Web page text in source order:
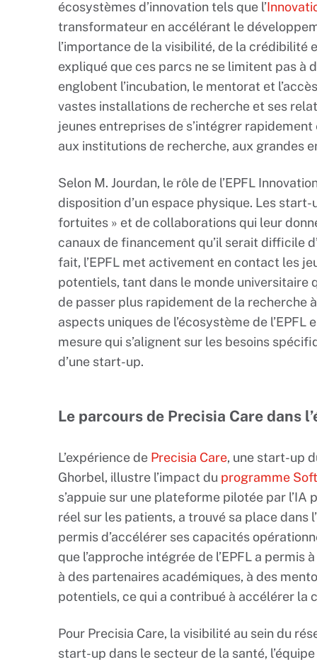
écosystèmes d’innovation tels que l’
transformateur en accélérant le
l’importance de la visibilité, de la crédibilité
expliqué que ces parcs ne se limitent pas à
englobent l’incubation, le mentorat et
vastes installations de recherche et ses
jeunes entreprises de s’intégrer
aux institutions de recherche, aux grandes
Selon M. Jourdan, le rôle de l’EPFL
disposition d’un espace physique. Les
fortuites » et de collaborations qui leur
canaux de financement qu’il serait difficile
fait, l’EPFL met activement en contact les
potentiels, tant dans le monde universitaire
de passer plus rapidement de la recherche
aspects uniques de l’écosystème de
mesure qui s’alignent sur les besoins
d’une start-up.
Le parcours de Precisia Care dans
L’expérience de Precisia Care, une start-up
Ghorbel, illustre l’impact du programme
s’appuie sur une plateforme pilotée par
réel sur les patients, a trouvé sa place dans
permis d’accélérer ses capacités
que l’approche intégrée de l’EPFL a
à des partenaires académiques, à des
potentiels, ce qui a contribué à accélérer la
Pour Precisia Care, la visibilité au sein du
start-up dans le secteur de la santé,